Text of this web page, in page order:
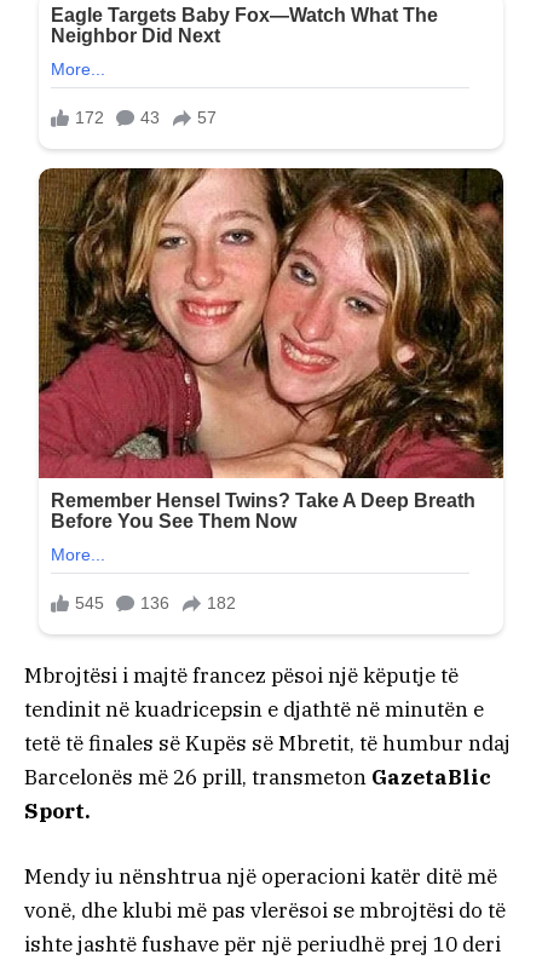
Mbrojtësi i majtë francez pësoi një këputje të
tendinit në kuadricepsin e djathtë në minutën e
tetë të finales së Kupës së Mbretit, të humbur ndaj
Barcelonës më 26 prill, transmeton GazetaBlic
Sport.
Mendy iu nënshtrua një operacioni katër ditë më
vonë, dhe klubi më pas vlerësoi se mbrojtësi do të
ishte jashtë fushave për një periudhë prej 10 deri